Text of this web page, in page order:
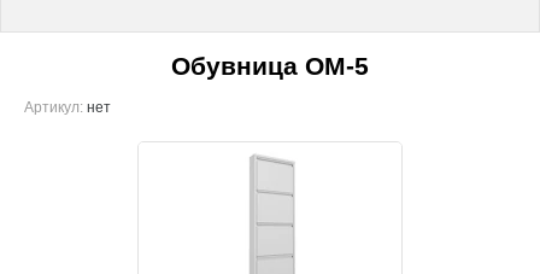
Обувницы
Обувница ОМ-5
Артикул: нет